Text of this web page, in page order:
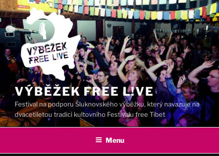
Přejít
k
obsahu
webu
VÝBĚŽEK FREE L!VE
Festival na podporu Šluknovského výběžku, který navazuje na
dvacetiletou tradici kultovního Festivalu free Tibet
Menu